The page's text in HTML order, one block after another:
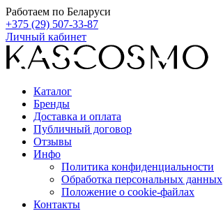
Работаем по Беларуси
+375 (29) 507-33-87
Личный кабинет
Каталог
Бренды
Доставка и оплата
Публичный договор
Отзывы
Инфо
Политика конфиденциальности
Обработка персональных данных
Положение о cookie-файлах
Контакты